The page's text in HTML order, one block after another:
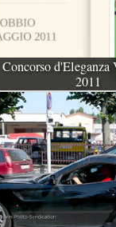
Concorso
2011